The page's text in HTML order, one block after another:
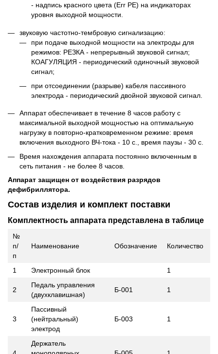
- надпись красного цвета (Еrr РЕ) на индикаторах
уровня выходной мощности.
звуковую частотно-тембровую сигнализацию:
при подаче выходной мощности на электроды для
режимов: РЕЗКА - непрерывный звуковой сигнал;
КОАГУЛЯЦИЯ - периодический одиночный звуковой
сигнал;
при отсоединении (разрыве) кабеля пассивного
электрода - периодический двойной звуковой сигнал.
Аппарат обеспечивает в течение 8 часов работу с
максимальной выходной мощностью на оптимальную
нагрузку в повторно-кратковременном режиме: время
включения выходного ВЧ-тока - 10 с., время паузы - 30 с.
Время нахождения аппарата постоянно включенным в
сеть питания - не более 8 часов.
Аппарат защищен от воздействия разрядов
дефибриллятора.
Состав изделия и комплект поставки
Комплектность аппарата представлена в таблице
№
п/
п
Наименование Обозначение Количество
1 Электронный блок 1
2
Педаль управления
(двухклавишная)
Б-001 1
3
Пассивный
(нейтральный)
электрод
Б-003 1
Держатель